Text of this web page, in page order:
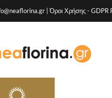
|Όροι Χρήσης- GDPR